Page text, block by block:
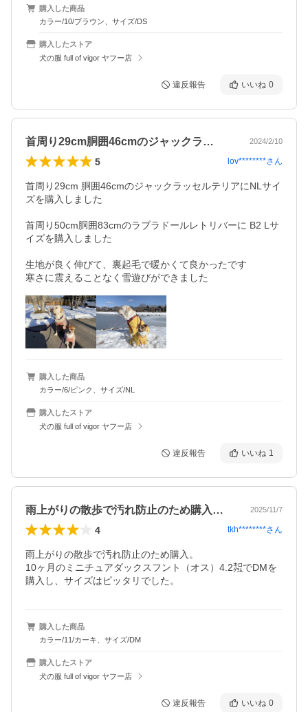
購入した商品
カラー/10/ブラウン、サイズ/DS
購入したストア
犬の服 full of vigor ヤフー店
違反報告 いいね 0
首周り29cm胴囲46cmのジャックラ… 2024/2/10
5 lov********さん
首周り29cm 胴囲46cmのジャックラッセルテリアにNLサイ
ズを購入しました
首周り50cm胴囲83cmのラブラドールレトリバーに B2 Lサ
イズを購入しました
生地が良く伸びて、裏起毛で暖かくて良かったです
寒さに震えることなく雪遊びができました
購入した商品
カラー/6/ピンク、サイズ/NL
購入したストア
犬の服 full of vigor ヤフー店
違反報告 いいね 1
雨上がりの散歩で汚れ防止のため購入。1… 2025/11/7
4 tkh********さん
雨上がりの散歩で汚れ防止のため購入。
10ヶ月のミニチュアダックスフント（オス）4.2㌕でDMを
購入し、サイズはピッタリでした。
購入した商品
カラー/11/カーキ、サイズ/DM
購入したストア
犬の服 full of vigor ヤフー店
違反報告 いいね 0